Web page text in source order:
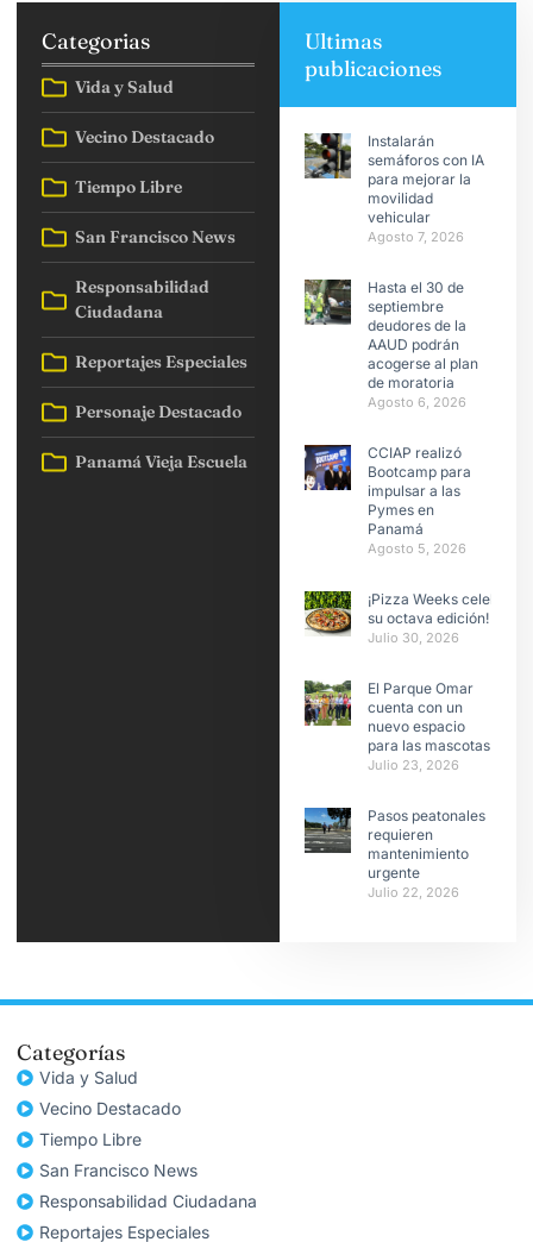
Categorias
Vida y Salud
Vecino Destacado
Tiempo Libre
San Francisco News
Responsabilidad
Ciudadana
Reportajes Especiales
Personaje Destacado
Panamá Vieja Escuela
Ultimas
publicaciones
Instalarán
semáforos con IA
para mejorar la
movilidad
vehicular
Agosto 7, 2026
Hasta el 30 de
septiembre
deudores de la
AAUD podrán
acogerse al plan
de moratoria
Agosto 6, 2026
CCIAP realizó
Bootcamp para
impulsar a las
Pymes en
Panamá
Agosto 5, 2026
¡Pizza Weeks celebra
su octava edición!
Julio 30, 2026
El Parque Omar
cuenta con un
nuevo espacio
para las mascotas
Julio 23, 2026
Pasos peatonales
requieren
mantenimiento
urgente
Julio 22, 2026
Categorías
Vida y Salud
Vecino Destacado
Tiempo Libre
San Francisco News
Responsabilidad Ciudadana
Reportajes Especiales